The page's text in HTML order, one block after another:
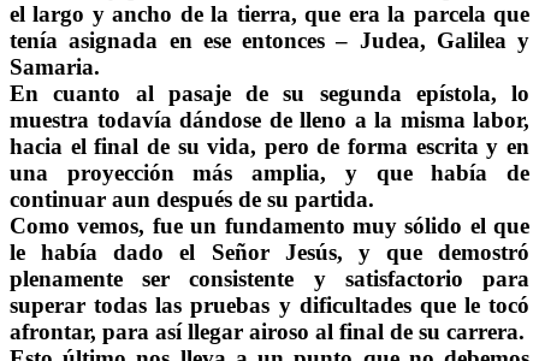
el largo y ancho de la tierra, que era la parcela que
tenía asignada en ese entonces – Judea, Galilea y
Samaria.
En cuanto al pasaje de su segunda epístola, lo
muestra todavía dándose de lleno a la misma labor,
hacia el final de su vida, pero de forma escrita y en
una proyección más amplia, y que había de
continuar aun después de su partida.
Como vemos, fue un fundamento muy sólido el que
le había dado el Señor Jesús, y que demostró
plenamente ser consistente y satisfactorio para
superar todas las pruebas y dificultades que le tocó
afrontar, para así llegar airoso al final de su carrera.